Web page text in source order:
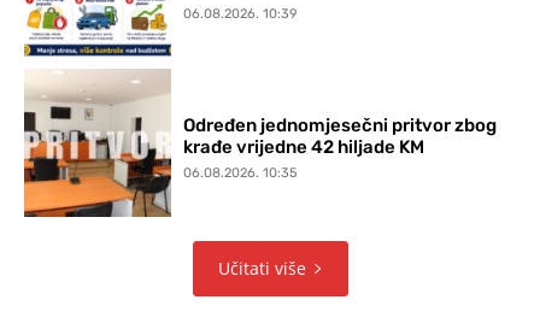
06.08.2026. 10:39
Određen jednomjesečni pritvor zbog
krađe vrijedne 42 hiljade KM
06.08.2026. 10:35
Učitati više